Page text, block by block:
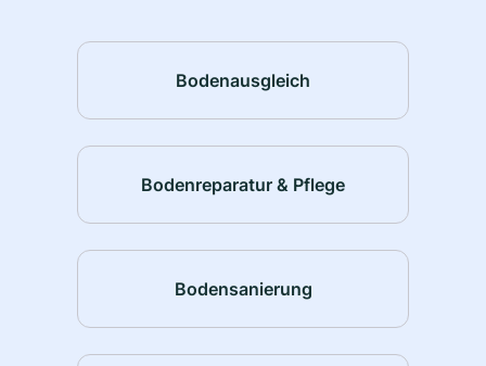
Bodenausgleich
Bodenreparatur & Pflege
Bodensanierung